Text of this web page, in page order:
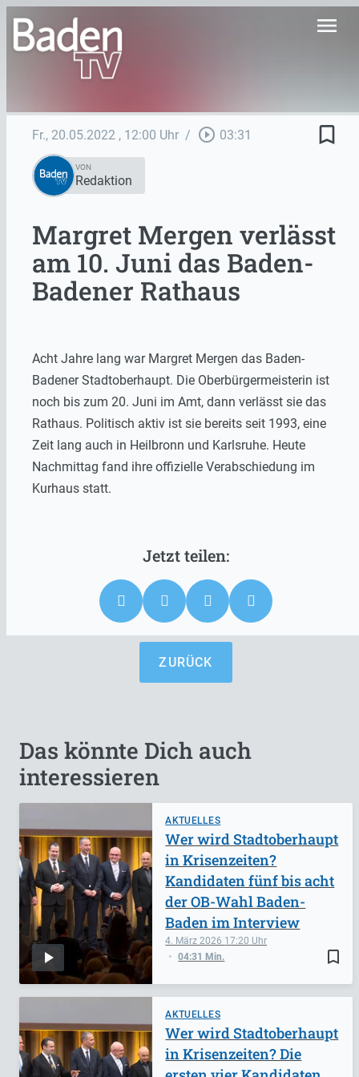
menu
Fr., 20.05.2022 , 12:00 Uhr / play_circle_outline 03:31 bookmark_border
VON
Redaktion
Margret Mergen verlässt
am 10. Juni das Baden-
Badener Rathaus
Acht Jahre lang war Margret Mergen das Baden-
Badener Stadtoberhaupt. Die Oberbürgermeisterin ist
noch bis zum 20. Juni im Amt, dann verlässt sie das
Rathaus. Politisch aktiv ist sie bereits seit 1993, eine
Zeit lang auch in Heilbronn und Karlsruhe. Heute
Nachmittag fand ihre offizielle Verabschiedung im
Kurhaus statt.
ZURÜCK
Das könnte Dich auch
interessieren
AKTUELLES
bookmark_border
4. März 2026 17:20
04:31 Min.
Wer wird Stadtoberhaupt
in Krisenzeiten?
Kandidaten fünf bis acht
der OB-Wahl Baden-
Baden im Interview
AKTUELLES
Wer wird Stadtoberhaupt
in Krisenzeiten? Die